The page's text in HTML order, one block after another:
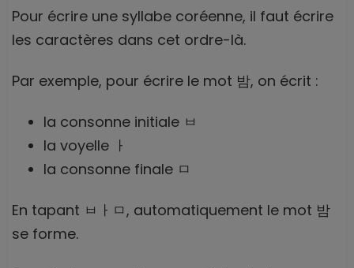
Pour écrire une syllabe coréenne, il faut écrire
les caractères dans cet ordre-là.
Par exemple, pour écrire le mot 밤, on écrit :
la consonne initiale ㅂ
la voyelle ㅏ
la consonne finale ㅁ
En tapant ㅂㅏㅁ, automatiquement le mot 밤
se forme.